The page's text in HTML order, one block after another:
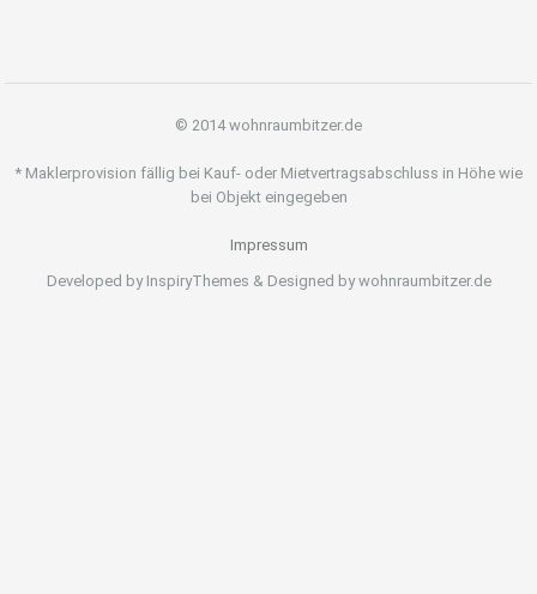
© 2014 wohnraumbitzer.de
* Maklerprovision fällig bei Kauf- oder Mietvertragsabschluss in Höhe wie
bei Objekt eingegeben
Impressum
Developed by InspiryThemes & Designed by wohnraumbitzer.de